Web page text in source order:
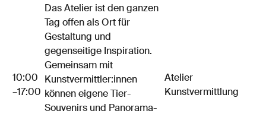
10:00
–17:00
Das Atelier ist den ganzen
Tag offen als Ort für
Gestaltung und
gegenseitige Inspiration.
Gemeinsam mit
Kunstvermittler:innen
können eigene Tier-
Souvenirs und Panorama-
Atelier
Kunstvermittlung